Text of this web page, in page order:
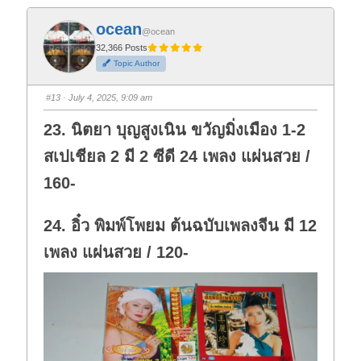
f
o
r
t
h
u
m
d
o
n
.
o
t
h
u
m
u
p
ocean@ocean
32,366 Posts
Topic Author
#13 · July 4, 2025, 9:09 am
23. นิตยา บุญสูงเนิน ขวัญมิ่งเมือง 1-2
สเปเชียล 2 มี 2 ซีดี 24 เพลง แผ่นสวย /
160-
24. อิ๋ว พิมพ์โพยม ต้นฉบับเพลงจีน มี 12
เพลง แผ่นสวย / 120-